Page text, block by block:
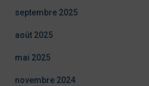
septembre 2025
août 2025
mai 2025
novembre 2024